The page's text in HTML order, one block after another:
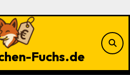
Fuchs.de